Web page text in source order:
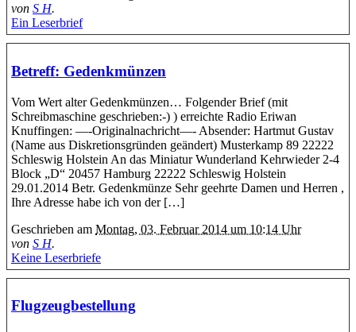
von S H.
Ein Leserbrief
Betreff: Gedenkmünzen
Vom Wert alter Gedenkmünzen… Folgender Brief (mit
Schreibmaschine geschrieben:-) ) erreichte Radio Eriwan
Knuffingen: —-Originalnachricht—- Absender: Hartmut Gustav
(Name aus Diskretionsgründen geändert) Musterkamp 89 22222
Schleswig Holstein An das Miniatur Wunderland Kehrwieder 2-4
Block „D“ 20457 Hamburg 22222 Schleswig Holstein
29.01.2014 Betr. Gedenkmünze Sehr geehrte Damen und Herren ,
Ihre Adresse habe ich von der […]
Geschrieben am Montag, 03. Februar 2014 um 10:14 Uhr
von S H.
Keine Leserbriefe
Flugzeugbestellung